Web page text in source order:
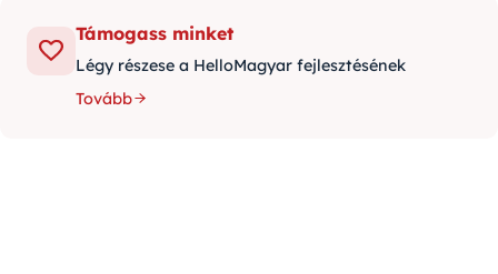
Támogass minket
Légy részese a HelloMagyar fejlesztésének
Tovább